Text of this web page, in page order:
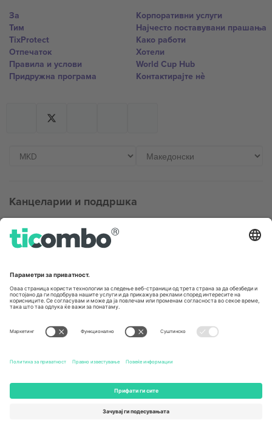
За
Тим
TixProtect
Отпечаток
Правила и услови
Придружна програма
Корпоративни услуги
Најчесто поставувани прашања
Како работи
Хотели
World Cup Hub
Контактирајте нѐ
Канцеларии и поддршка
Germany
Unter den Linden 24, 10117
167 City Road, London, Greater
United States
131 Continental Dr, Suite 305,
Newark, Delaware 19713, United
States
Switzerland
Engelberg, Switzerland
Bulgaria
Regus Sofia City West, bul
United Arab Emirates
UAE Dubai Silicon Oasis, DDP
Building A1, Office 302, Dubai,